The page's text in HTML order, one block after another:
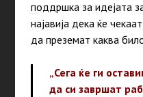
поддршка за идејата
најавија дека ќе
да преземат каква
„Сега ќе ги
да си завршат